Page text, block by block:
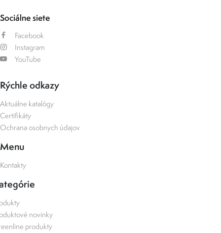
Sociálne siete
Facebook
Instagram
YouTube
Rýchle odkazy
Aktuálne katalógy
Certifikáty
Ochrana osobnych údajov
Menu
Kontakty
novinky
produkty